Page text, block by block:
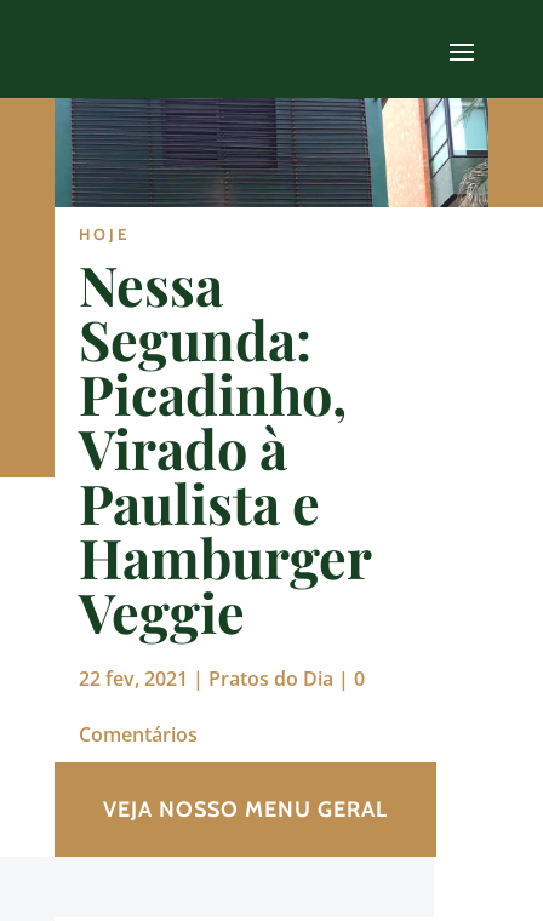
HOJE
Nessa
Segunda:
Picadinho,
Virado à
Paulista e
Hamburger
Veggie
22 fev, 2021 | Pratos do Dia | 0
Comentários
VEJA NOSSO MENU GERAL